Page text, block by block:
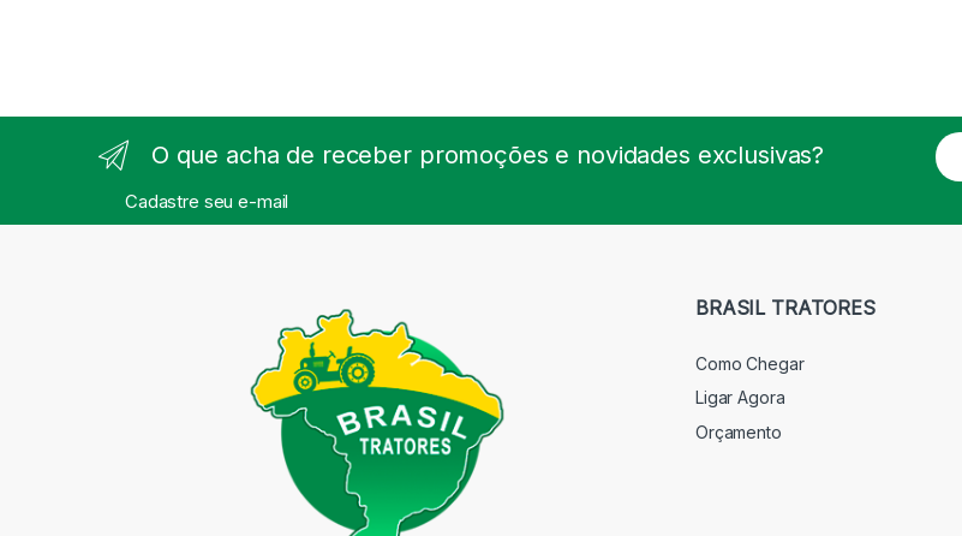
O que acha de receber promoções e novidades exclusivas?
Cadastre seu e-mail
E
m
BRASIL TRATORES
Como Chegar
Ligar Agora
Orçamento